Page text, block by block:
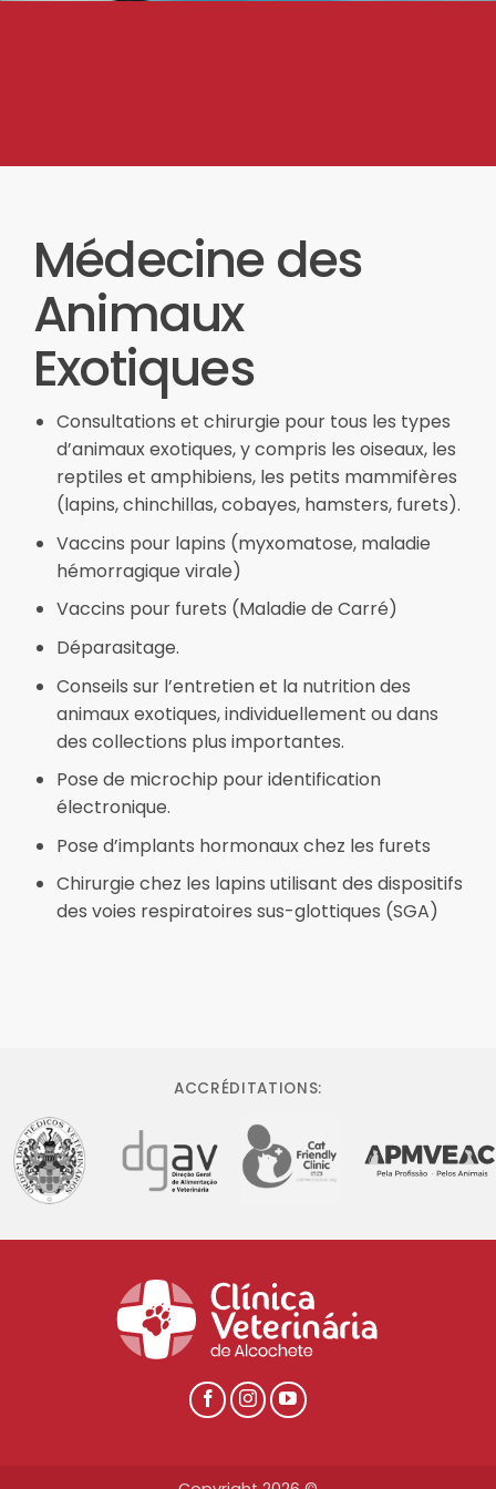
Médecine des
Animaux
Exotiques
Consultations et chirurgie pour tous les types
d’animaux exotiques, y compris les oiseaux, les
reptiles et amphibiens, les petits mammifères
(lapins, chinchillas, cobayes, hamsters, furets).
Vaccins pour lapins (myxomatose, maladie
hémorragique virale)
Vaccins pour furets (Maladie de Carré)
Déparasitage.
Conseils sur l’entretien et la nutrition des
animaux exotiques, individuellement ou dans
des collections plus importantes.
Pose de microchip pour identification
électronique.
Pose d’implants hormonaux chez les furets
Chirurgie chez les lapins utilisant des dispositifs
des voies respiratoires sus-glottiques (SGA)
ACCRÉDITATIONS: